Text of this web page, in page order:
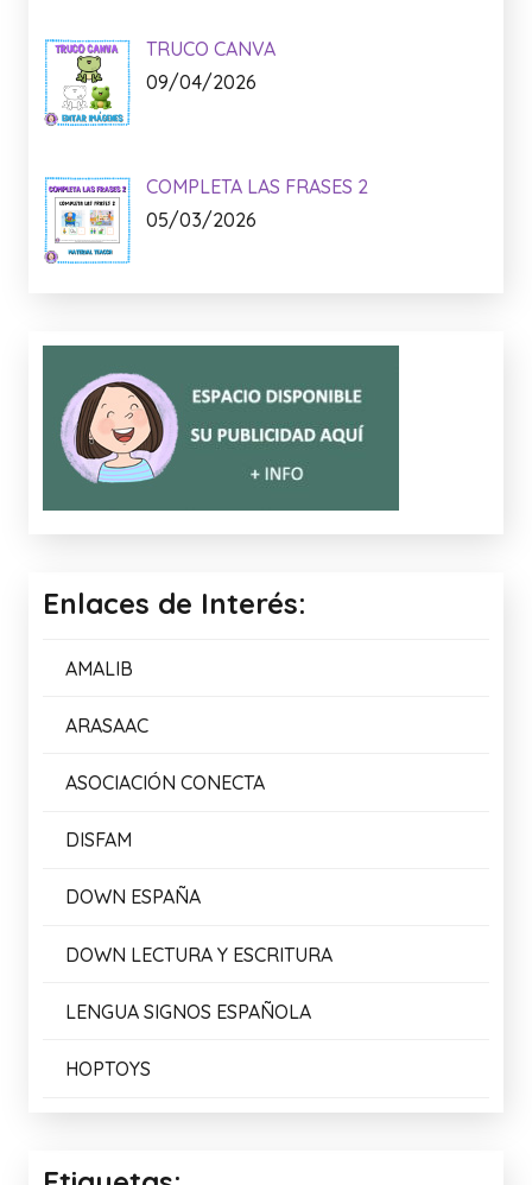
TRUCO CANVA
09/04/2026
COMPLETA LAS FRASES 2
05/03/2026
Enlaces de Interés:
AMALIB
ARASAAC
ASOCIACIÓN CONECTA
DISFAM
DOWN ESPAÑA
DOWN LECTURA Y ESCRITURA
LENGUA SIGNOS ESPAÑOLA
HOPTOYS